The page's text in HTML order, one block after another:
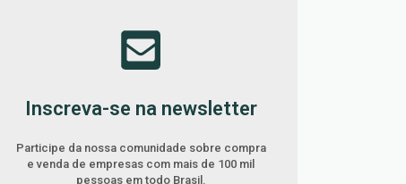
Inscreva-se na newsletter
Participe da nossa comunidade sobre compra
e venda de empresas com mais de 100 mil
pessoas em todo Brasil.